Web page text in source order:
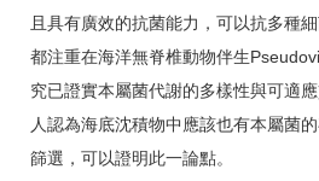
且具有廣效的抗菌能力，可以抗多種
都注重在海洋無脊椎動物伴生
究已證實本屬菌代謝的多樣性與可適
人認為海底沈積物中應該也有本屬菌
篩選，可以證明此一論點。